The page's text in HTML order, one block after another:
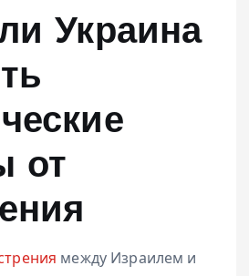
Украина
от
между Израилем и